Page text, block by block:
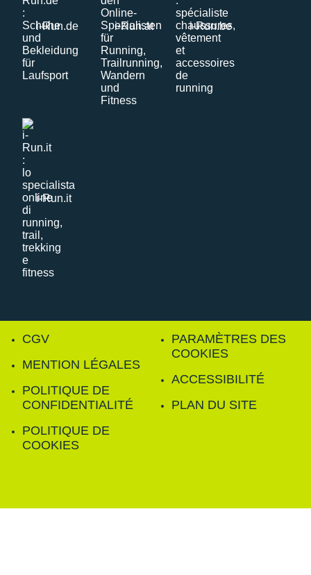
i-Run.de i-Run.at i-Run.be
i-Run.it
CGV
MENTION LÉGALES
POLITIQUE DE
CONFIDENTIALITÉ
POLITIQUE DE
COOKIES
PARAMÈTRES DES
COOKIES
ACCESSIBILITÉ
PLAN DU SITE